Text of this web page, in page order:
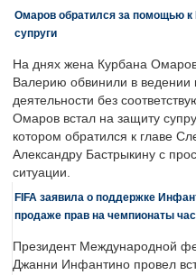
Омаров обратился за помощью к
супруги
На днях жена Курбана
Валерию обвинили в ведении
деятельности без
Омаров встал на защиту
котором обратился к главе
Александру Бастрыкину с
ситуации.
FIFA заявила о поддержке
продаже прав на чемпионаты
Президент Международной
Джанни Инфантино провел